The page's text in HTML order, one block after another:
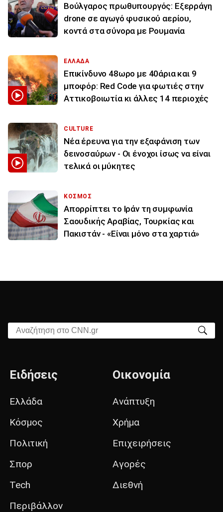
Βούλγαρος πρωθυπουργός: Εξερράγη
drone σε αγωγό φυσικού αερίου,
κοντά στα σύνορα με Ρουμανία
ΕΛΛΑΔΑ
Επικίνδυνο 48ωρο με 40άρια και 9
μποφόρ: Red Code για φωτιές στην
Αττικοβοιωτία κι άλλες 14 περιοχές
CULTURE
Νέα έρευνα για την εξαφάνιση των
δεινοσαύρων - Οι ένοχοι ίσως να είναι
τελικά οι μύκητες
ΚΟΣΜΟΣ
Απορρίπτει το Ιράν τη συμφωνία
Σαουδικής Αραβίας, Τουρκίας και
Πακιστάν - «Είναι μόνο στα χαρτιά»
Αναζήτηση στο CNN.gr
Ειδήσεις
Ελλάδα
Κόσμος
Πολιτική
Σπορ
Tech
Περιβάλλον
Οικονομία
Ανάπτυξη
Χρήμα
Επιχειρήσεις
Αγορές
Διεθνή